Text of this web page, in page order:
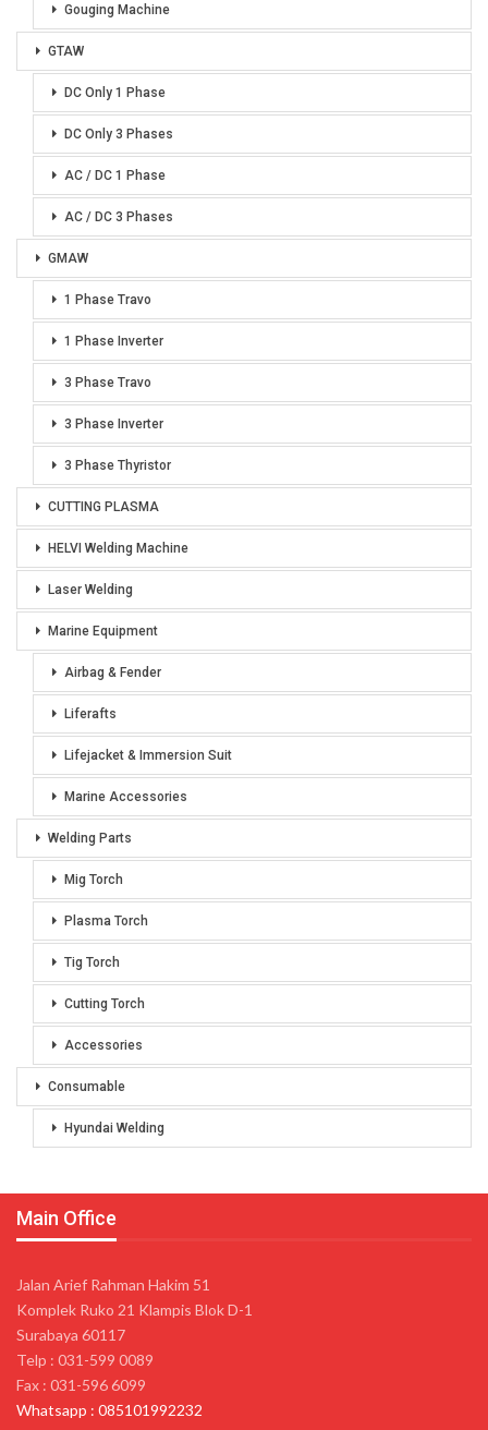
Gouging Machine
GTAW
DC Only 1 Phase
DC Only 3 Phases
AC / DC 1 Phase
AC / DC 3 Phases
GMAW
1 Phase Travo
1 Phase Inverter
3 Phase Travo
3 Phase Inverter
3 Phase Thyristor
CUTTING PLASMA
HELVI Welding Machine
Laser Welding
Marine Equipment
Airbag & Fender
Liferafts
Lifejacket & Immersion Suit
Marine Accessories
Welding Parts
Mig Torch
Plasma Torch
Tig Torch
Cutting Torch
Accessories
Consumable
Hyundai Welding
Main Office
Jalan Arief Rahman Hakim 51
Komplek Ruko 21 Klampis Blok D-1
Surabaya 60117
Telp : 031-599 0089
Fax : 031-596 6099
Whatsapp : 085101992232